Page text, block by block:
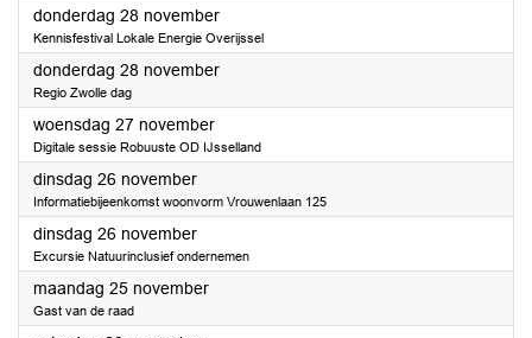
donderdag 28 november2024
Kennisfestival Lokale Energie Overijssel
donderdag 28 november2024
Regio Zwolle dag
woensdag 27 november2024
Digitale sessie Robuuste OD IJsselland
dinsdag 26 november2024
Informatiebijeenkomst woonvorm Vrouwenlaan 125
dinsdag 26 november2024
Excursie Natuurinclusief ondernemen
maandag 25 november2024
Gast van de raad